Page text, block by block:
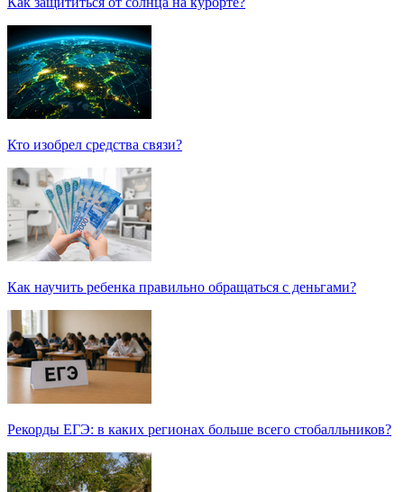
Кто изобрел средства связи?
Как научить ребенка правильно обращаться с деньгами?
Рекорды ЕГЭ: в каких регионах больше всего стобалльников?